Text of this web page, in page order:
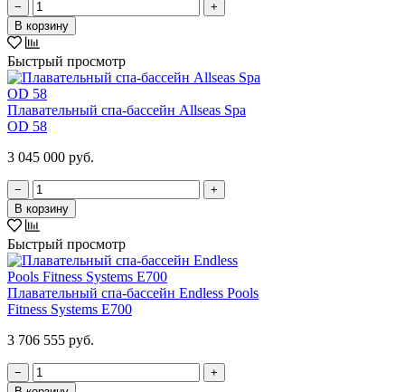
−
+
В корзину
Быстрый просмотр
Плавательный спа-бассейн Allseas Spa
OD 58
3 045 000 руб.
−
+
В корзину
Быстрый просмотр
Плавательный спа-бассейн Endless Pools
Fitness Systems E700
3 706 555 руб.
−
+